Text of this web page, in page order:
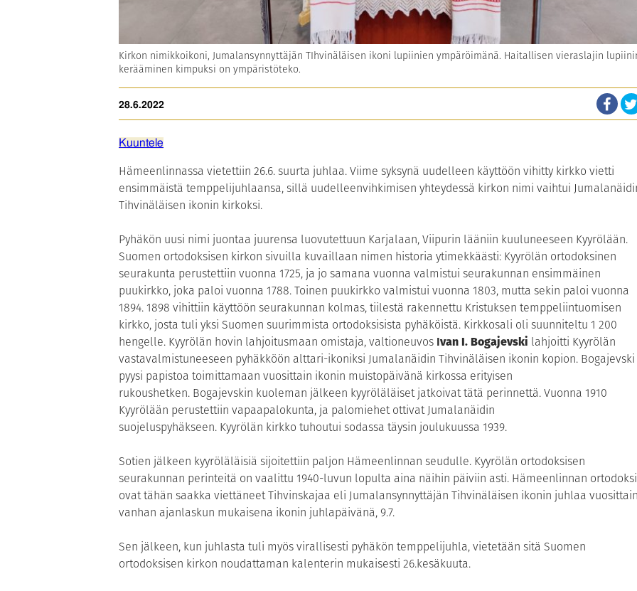
Kirkon nimikkoikoni, Jumalansynnyttäjän TIhvinäläisen ikoni lupiinien ympäröimänä. Haitallisen vieraslajin
kerääminen kimpuksi on ympäristöteko.
28.6.2022
Kuuntele
Hämeenlinnassa vietettiin 26.6. suurta juhlaa. Viime syksynä uudelleen käyttöön vihitty kirkko vietti
ensimmäistä temppelijuhlaansa, sillä uudelleenvihkimisen yhteydessä kirkon nimi vaihtui
Tihvinäläisen ikonin kirkoksi.
Pyhäkön uusi nimi juontaa juurensa luovutettuun Karjalaan, Viipurin lääniin kuuluneeseen Kyyrölään.
Suomen ortodoksisen kirkon sivuilla kuvaillaan nimen historia ytimekkäästi: Kyyrölän ortodoksinen
seurakunta perustettiin vuonna 1725, ja jo samana vuonna valmistui seurakunnan ensimmäinen
puukirkko, joka paloi vuonna 1788. Toinen puukirkko valmistui vuonna 1803, mutta sekin paloi vuonna
1894. 1898 vihittiin käyttöön seurakunnan kolmas, tiilestä rakennettu Kristuksen temppeliintuomisen
kirkko, josta tuli yksi Suomen suurimmista ortodoksisista pyhäköistä. Kirkkosali oli suunniteltu 1 200
hengelle. Kyyrölän hovin lahjoitusmaan omistaja, valtioneuvos Ivan I. Bogajevski lahjoitti Kyyrölän
vastavalmistuneeseen pyhäkköön alttari-ikoniksi Jumalanäidin Tihvinäläisen ikonin kopion. Bogajevski
pyysi papistoa toimittamaan vuosittain ikonin muistopäivänä kirkossa erityisen
rukoushetken. Bogajevskin kuoleman jälkeen kyyröläläiset jatkoivat tätä perinnettä. Vuonna 1910
Kyyrölään perustettiin vapaapalokunta, ja palomiehet ottivat Jumalanäidin
suojeluspyhäkseen. Kyyrölän kirkko tuhoutui sodassa täysin joulukuussa 1939.
Sotien jälkeen kyyröläläisiä sijoitettiin paljon Hämeenlinnan seudulle. Kyyrölän ortodoksisen
seurakunnan perinteitä on vaalittu 1940-luvun lopulta aina näihin päiviin asti. Hämeenlinnan
ovat tähän saakka viettäneet Tihvinskajaa eli Jumalansynnyttäjän Tihvinäläisen ikonin juhlaa
vanhan ajanlaskun mukaisena ikonin juhlapäivänä, 9.7.
Sen jälkeen, kun juhlasta tuli myös virallisesti pyhäkön temppelijuhla, vietetään sitä Suomen
ortodoksisen kirkon noudattaman kalenterin mukaisesti 26.kesäkuuta.